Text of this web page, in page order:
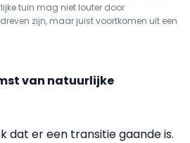
tuin mag niet louter door
zijn, maar juist voortkomen uit een
van natuurlijke
dat er een transitie gaande is.